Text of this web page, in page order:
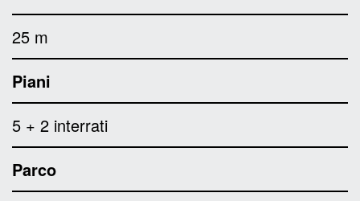
25 m
Piani
5 + 2 interrati
Parco